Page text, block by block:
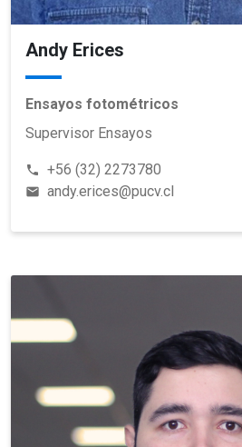
Andy Erices
Ensayos fotométricos
Supervisor Ensayos
phone +56 (32) 2273780
email andy.erices@pucv.cl